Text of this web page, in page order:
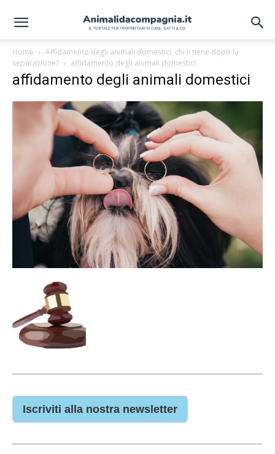
Home
Affidamento degli animali domestici: chi li tiene dopo la
separazione?
affidamento degli animali domestici
affidamento degli animali domestici
Iscriviti alla nostra newsletter